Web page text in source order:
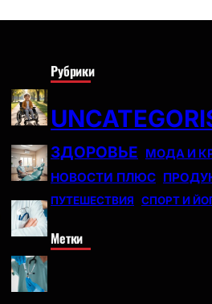
Рубрики
ЗДОРОВЬЕ МОДА И
НОВОСТИ ПЛЮС
ПУТЕШЕСТВИЯ СПОРТ И
Метки